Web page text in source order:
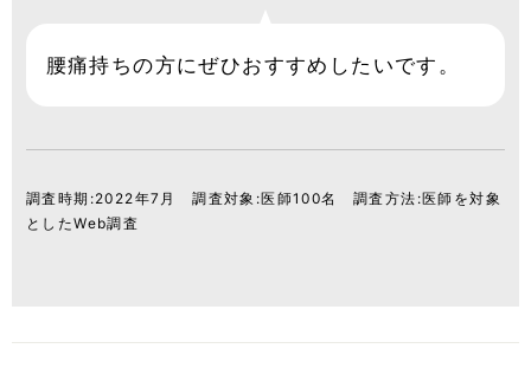
腰痛持ちの方にぜひおすすめしたいです。
調査時期:2022年7月 調査対象:医師100名 調査方法:医師を対象
としたWeb調査